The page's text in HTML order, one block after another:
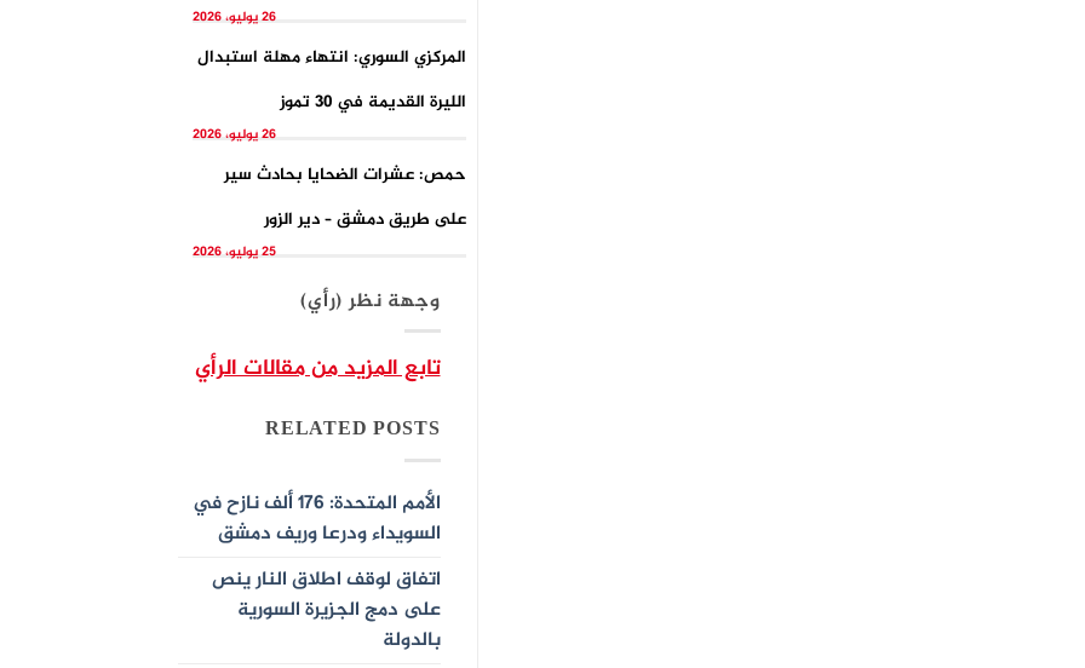
26 يوليو، 2026
المركزي السوري: انتهاء مهلة استبدال
الليرة القديمة في 30 تموز
26 يوليو، 2026
حمص: عشرات الضحايا بحادث سير
على طريق دمشق – دير الزور
25 يوليو، 2026
وجهة نظر (رأي)
تابع المزيد من مقالات الرأي
RELATED POSTS
الأمم المتحدة: 176 ألف نازح في
السويداء ودرعا وريف دمشق
اتفاق لوقف اطلاق النار ينص
على دمج الجزيرة السورية
بالدولة